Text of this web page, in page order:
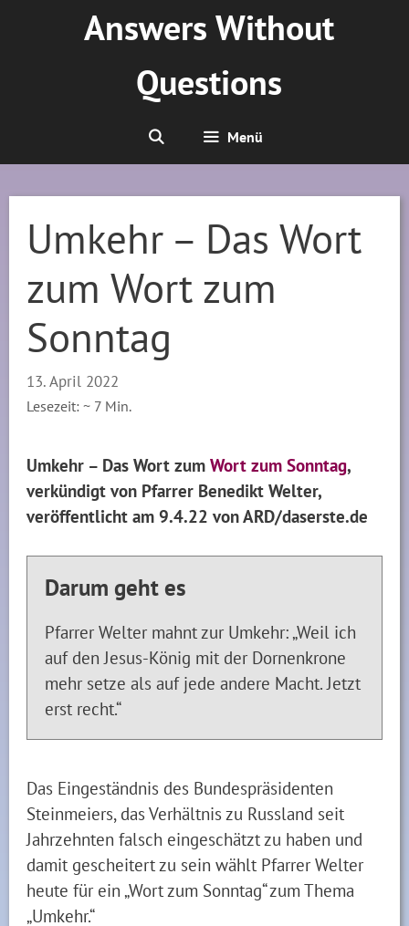
Answers Without
Questions
Menü
Umkehr – Das Wort
zum Wort zum
Sonntag
13. April 2022
Lesezeit: ~ 7 Min.
Umkehr – Das Wort zumWort zum Sonntag,
verkündigt von Pfarrer Benedikt Welter,
veröffentlicht am 9.4.22 von ARD/daserste.de
Darum geht es
Pfarrer Welter mahnt zur Umkehr: „Weil ich
auf den Jesus-König mit der Dornenkrone
mehr setze als auf jede andere Macht. Jetzt
erst recht.“
Das Eingeständnis des Bundespräsidenten
Steinmeiers, das Verhältnis zu Russland seit
Jahrzehnten falsch eingeschätzt zu haben und
damit gescheitert zu sein wählt Pfarrer Welter
heute für ein „Wort zum Sonntag“ zum Thema
„Umkehr.“